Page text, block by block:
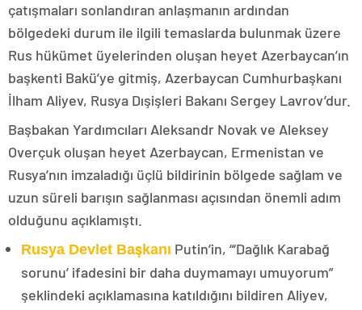
çatışmaları sonlandıran anlaşmanın ardından
bölgedeki durum ile ilgili temaslarda bulunmak üzere
Rus hükümet üyelerinden oluşan heyet Azerbaycan’ın
başkenti Bakü’ye gitmiş, Azerbaycan Cumhurbaşkanı
İlham Aliyev, Rusya Dışişleri Bakanı Sergey Lavrov’dur.
Başbakan Yardımcıları Aleksandr Novak ve Aleksey
Overçuk oluşan heyet Azerbaycan, Ermenistan ve
Rusya’nın imzaladığı üçlü bildirinin bölgede sağlam ve
uzun süreli barışın sağlanması açısından önemli adım
olduğunu açıklamıştı.
Rusya Devlet Başkanı Putin’in, “‘Dağlık Karabağ
sorunu’ ifadesini bir daha duymamayı umuyorum”
şeklindeki açıklamasına katıldığını bildiren Aliyev,